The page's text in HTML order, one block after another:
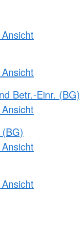
Betr.-Einr. (BG)